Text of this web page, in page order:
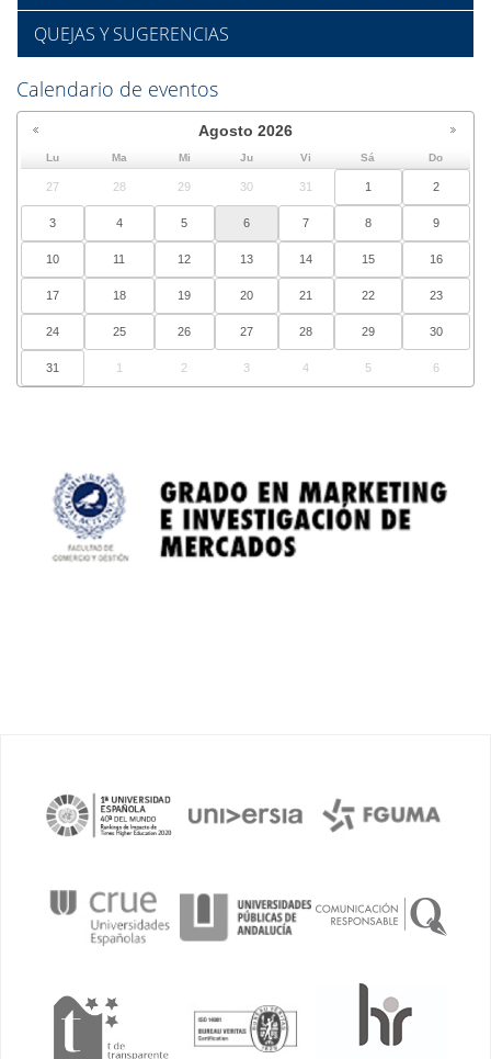
QUEJAS Y SUGERENCIAS
Calendario de eventos
Agosto 2026
Lu Ma Mi Ju Vi Sá Do
27 28 29 30 31 1 2
3 4 5 6 7 8 9
10 11 12 13 14 15 16
17 18 19 20 21 22 23
24 25 26 27 28 29 30
31 1 2 3 4 5 6